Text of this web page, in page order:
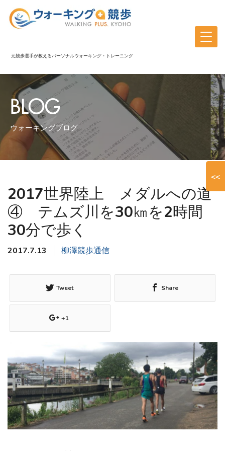
元競歩選手が教えるパーソナルウォーキング・トレーニング
BLOG
ウォーキングブログ
2017世界陸上 メダルへの道
④ テムズ川を30㎞を2時間
30分で歩く
2017.7.13 柳澤競歩通信
Tweet Share
+1
<<